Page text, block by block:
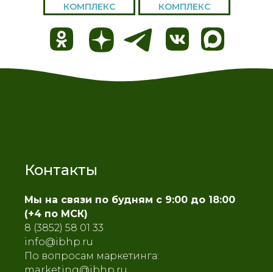
КОМПЛЕКС
КОМПЛЕКС
Контакты
Мы на связи по будням с 9:00 до 18:00
(+4 по МСК)
8 (3852) 58 01 33
info@ibhp.ru
По вопросам маркетинга: